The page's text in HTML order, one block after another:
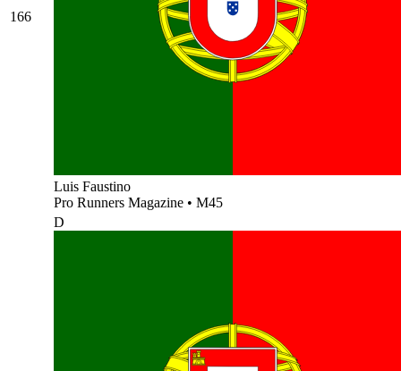
166
Luis Faustino
Pro Runners Magazine • M45
D